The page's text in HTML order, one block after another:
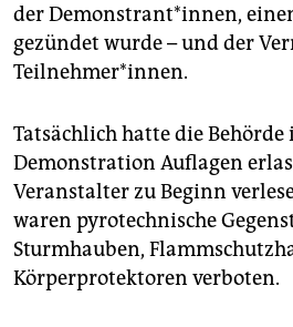
der Demonstrant*innen,
gezündet wurde – und der
Teilnehmer*innen.
Tatsächlich hatte die
Demonstration Auflagen
Veranstalter zu Beginn
waren pyrotechnische
Sturmhauben,
Körperprotektoren verboten.